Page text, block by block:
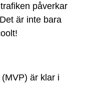
påverkar
är inte bara
är klar i